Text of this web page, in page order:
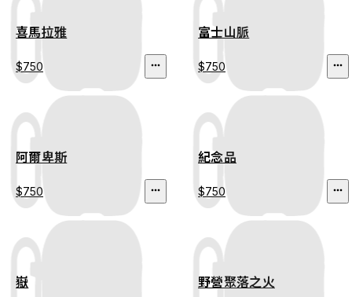
喜馬拉雅
$750
富士山脈
$750
阿爾卑斯
$750
紀念品
$750
嶽 野營聚落之火